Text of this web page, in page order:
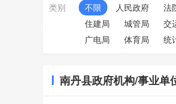
类别 不限 人民政府 法
住建局
城管局 交
广电局
体育局 统
南丹县政府机构/事业单